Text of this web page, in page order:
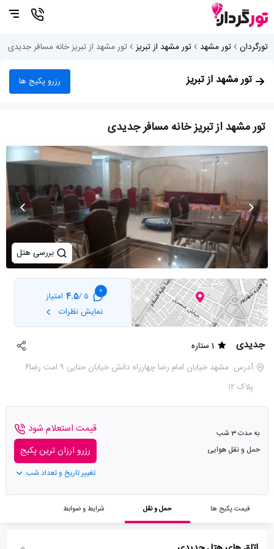
تورگردان تور مشهد تور مشهد از تبریز تور مشهد از تبریز خانه مسافر جدیدی
تور مشهد از تبریز رزرو پکیج ها
تور مشهد از تبریز خانه مسافر جدیدی
بررسی هتل
0
5 /
4.5 امتیاز
نمایش نظرات
جدیدی
1 ستاره
آدرس: مشهد خیابان امام رضا چهارراه دانش خیابان حنایی ۹ امت رضا۴
پلاک ۱۲
به مدت 3 شب
حمل و نقل هوایی
قیمت استعلام شود
رزرو ارزان ترین پکیج
تغییر تاریخ و تعداد شب
قیمت پکیج ها حمل و نقل شرایط و ضوابط